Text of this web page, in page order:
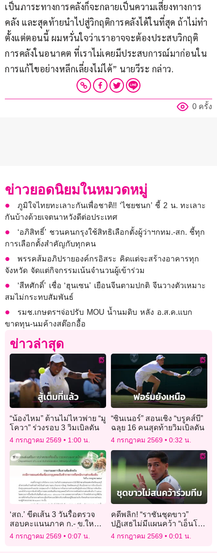
เป็นภาระทางการคลังก็จะกลายเป็นความเสี่ยงทางการ
คลัง และสุดท้ายนำไปสู่วิกฤติการคลังได้ในที่สุด ถ้าไม่ทำ
ตั้งแต่ตอนนี้ ผมหวั่นใจว่าเราอาจจะต้องประสบวิกฤติ
การคลังในอนาคต ที่เราไม่เคยมีประสบการณ์มาก่อนใน
การแก้ไขอย่างหลีกเลี่ยงไม่ได้” นายวีระ กล่าว.
0 ครั้ง
ข่าวยอดนิยมในหมวดหมู่
ภูมิใจไทยทะเลาะกันเพื่อชาติ!! ‘ไชยชนก’ ชี้ 2 น. ทะเลาะ
กันบ้างด้วยเจตนาหวังดีต่อประเทศ
‘อภิสิทธิ์’ ชวนคนกรุงใช้สิทธิเลือกตั้งผู้ว่าฯกทม.-สก. ชี้ทุก
การเลือกตั้งสำคัญกับทุกคน
พรรคส้มอภิปรายองค์กรอิสระ คิดแต่จะสร้างอาคารทุก
จังหวัด จัดแต่กิจกรรมเน้นจำนวนผู้เข้าร่วม
‘สีหศักดิ์’ เชื่อ ‘ฮุนเซน’ เยือนจีนตามปกติ จีนวางตัวเหมาะ
สมไม่กระทบสัมพันธ์
รมช.เกษตรฯจ่อปรับ MOU น้ำนมดิบ หลัง อ.ส.ค.แบก
ขาดทุน-นมค้างสต๊อกอื้อ
ข่าวล่าสุด
“น้องไหม” ต้านไม่ไหวพ่าย “มู
โควา” ร่วงรอบ 3 วิมเบิลดัน
4 กรกฎาคม 2569 1:00 น.
“ซินเนอร์” สอนเชิง “บรูคส์บี”
ฉลุย 16 คนสุดท้ายวิมเบิลดัน
4 กรกฎาคม 2569 0:32 น.
‘สถ.’ ขีดเส้น 3 วันรื้อตรวจ
สอบคะแนนภาค ก.- ข.ใหม่
15,520 คน พบใครเอี่ยวโกง
ฟัน วินัย-อาญา
4 กรกฎาคม 2569 0:07 น.
คดีพลิก! “ราชันชุดขาว”
ปฏิเสธไม่มีแผนคว้า “เอ็นโซ”
ร่วมทัพ
4 กรกฎาคม 2569 0:01 น.